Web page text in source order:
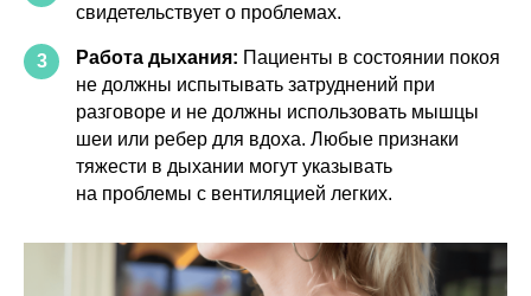
свидетельствует о проблемах.
3 Работа дыхания: Пациенты в состоянии покоя
не должны испытывать затруднений при
разговоре и не должны использовать мышцы
шеи или ребер для вдоха. Любые признаки
тяжести в дыхании могут указывать
на проблемы с вентиляцией легких.